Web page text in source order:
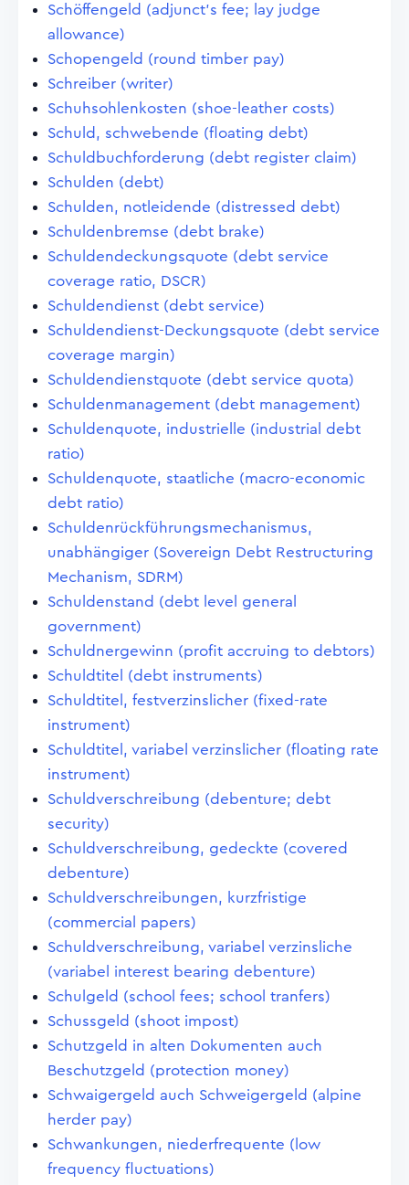
Schöffengeld (adjunct's fee; lay judge
allowance)
Schopengeld (round timber pay)
Schreiber (writer)
Schuhsohlenkosten (shoe-leather costs)
Schuld, schwebende (floating debt)
Schuldbuchforderung (debt register claim)
Schulden (debt)
Schulden, notleidende (distressed debt)
Schuldenbremse (debt brake)
Schuldendeckungsquote (debt service
coverage ratio, DSCR)
Schuldendienst (debt service)
Schuldendienst-Deckungsquote (debt service
coverage margin)
Schuldendienstquote (debt service quota)
Schuldenmanagement (debt management)
Schuldenquote, industrielle (industrial debt
ratio)
Schuldenquote, staatliche (macro-economic
debt ratio)
Schuldenrückführungsmechanismus,
unabhängiger (Sovereign Debt Restructuring
Mechanism, SDRM)
Schuldenstand (debt level general
government)
Schuldnergewinn (profit accruing to debtors)
Schuldtitel (debt instruments)
Schuldtitel, festverzinslicher (fixed-rate
instrument)
Schuldtitel, variabel verzinslicher (floating rate
instrument)
Schuldverschreibung (debenture; debt
security)
Schuldverschreibung, gedeckte (covered
debenture)
Schuldverschreibungen, kurzfristige
(commercial papers)
Schuldverschreibung, variabel verzinsliche
(variabel interest bearing debenture)
Schulgeld (school fees; school tranfers)
Schussgeld (shoot impost)
Schutzgeld in alten Dokumenten auch
Beschutzgeld (protection money)
Schwaigergeld auch Schweigergeld (alpine
herder pay)
Schwankungen, niederfrequente (low
frequency fluctuations)